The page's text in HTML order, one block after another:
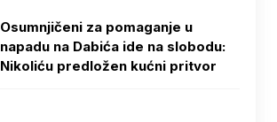
Osumnjičeni za pomaganje u
napadu na Dabića ide na slobodu:
Nikoliću predložen kućni pritvor